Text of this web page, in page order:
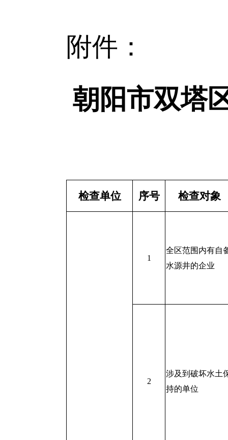
附件：
朝阳市双塔
检查单位 序号 检查对象
1
全区范围内有自
水源井的企业
2
涉及到破坏水土
持的单位